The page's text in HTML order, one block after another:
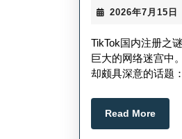
2026年7月15日
7
日
TikTok国内注册之
巨大的网络迷宫中
却颇具深意的话题
Read MoreRead
More